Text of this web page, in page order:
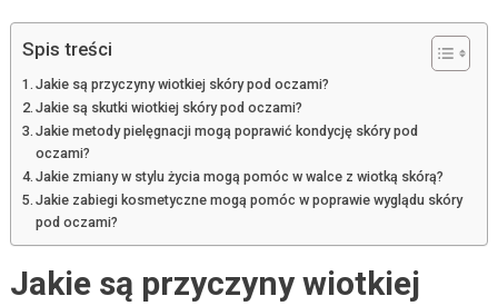
Spis treści
Jakie są przyczyny wiotkiej skóry pod oczami?
Jakie są skutki wiotkiej skóry pod oczami?
Jakie metody pielęgnacji mogą poprawić kondycję skóry pod
oczami?
Jakie zmiany w stylu życia mogą pomóc w walce z wiotką skórą?
Jakie zabiegi kosmetyczne mogą pomóc w poprawie wyglądu skóry
pod oczami?
Jakie są przyczyny wiotkiej